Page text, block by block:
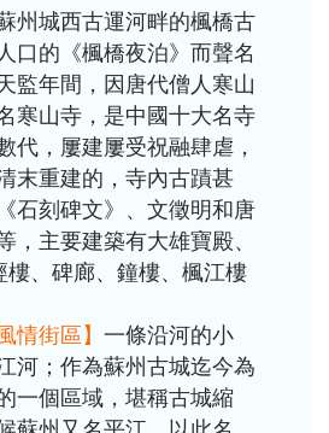
州城西古運河畔的楓橋古
口的《楓橋夜泊》而聲名
監年間，因唐代僧人寒山
寒山寺，是中國十大名寺
代，屢建屢受祝融肆虐，
末重建的，寺內古蹟甚
石刻碑文》、文徵明和唐
，主要建築有大雄寶殿、
樓、碑廊、鐘樓、楓江樓
情街區】 一條沿河的小
河；作為蘇州古城迄今為
一個區域，堪稱古城縮